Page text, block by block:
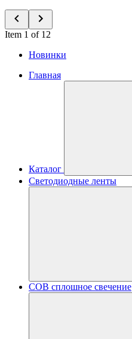
Item 1 of 12
Новинки
Главная
Каталог
Светодиодные ленты
COB сплошное свечение